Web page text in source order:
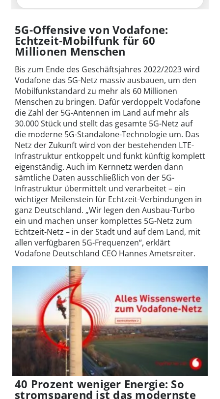
5G-Offensive von Vodafone:
Echtzeit-Mobilfunk für 60
Millionen Menschen
Bis zum Ende des Geschäftsjahres 2022/2023 wird
Vodafone das 5G-Netz massiv ausbauen, um den
Mobilfunkstandard zu mehr als 60 Millionen
Menschen zu bringen. Dafür verdoppelt Vodafone
die Zahl der 5G-Antennen im Land auf mehr als
30.000 Stück und stellt das gesamte 5G-Netz auf
die moderne 5G-Standalone-Technologie um. Das
Netz der Zukunft wird von der bestehenden LTE-
Infrastruktur entkoppelt und funkt künftig komplett
eigenständig. Auch im Kernnetz werden dann
sämtliche Daten ausschließlich von der 5G-
Infrastruktur übermittelt und verarbeitet – ein
wichtiger Meilenstein für Echtzeit-Verbindungen in
ganz Deutschland. „Wir legen den Ausbau-Turbo
ein und machen unser komplettes 5G-Netz zum
Echtzeit-Netz – in der Stadt und auf dem Land, mit
allen verfügbaren 5G-Frequenzen“, erklärt
Vodafone Deutschland CEO Hannes Ametsreiter.
40 Prozent weniger Energie: So
stromsparend ist das modernste